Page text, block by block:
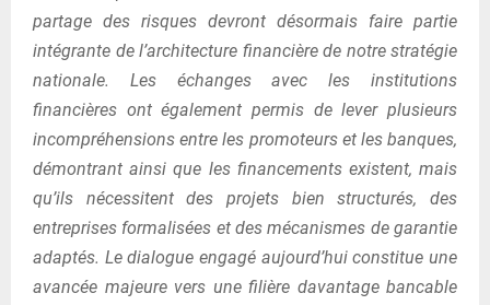
partage des risques devront désormais faire partie
intégrante de l’architecture financière de notre stratégie
nationale. Les échanges avec les institutions
financières ont également permis de lever plusieurs
incompréhensions entre les promoteurs et les banques,
démontrant ainsi que les financements existent, mais
qu’ils nécessitent des projets bien structurés, des
entreprises formalisées et des mécanismes de garantie
adaptés. Le dialogue engagé aujourd’hui constitue une
avancée majeure vers une filière davantage bancable